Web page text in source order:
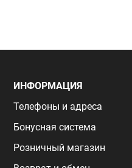
ИНФОРМАЦИЯ
Телефоны и адреса
Бонусная система
Розничный магазин